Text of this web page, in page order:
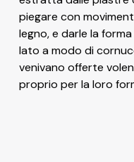
piegare con
legno, e darle la
lato a modo di
venivano offerte
proprio per la loro